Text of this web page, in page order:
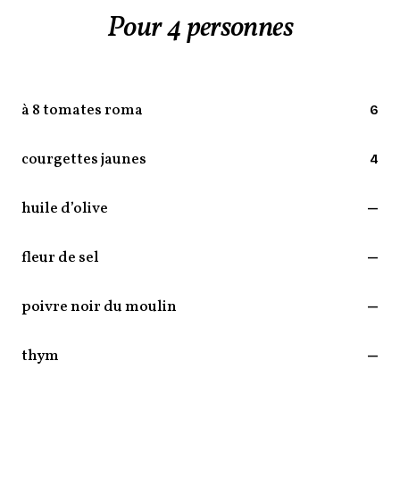
Pour 4 personnes
à 8 tomates roma 6
courgettes jaunes 4
huile d’olive —
fleur de sel —
poivre noir du moulin —
thym —